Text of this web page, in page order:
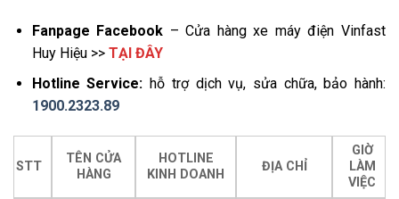
Fanpage Facebook – Cửa hàng xe máy điện Vinfast
Huy Hiệu >> TẠI ĐÂY
Hotline Service: hỗ trợ dịch vụ, sửa chữa, bảo hành:
1900.2323.89
STT
TÊN CỬA
HÀNG
HOTLINE
KINH DOANH
ĐỊA CHỈ
GIỜ
LÀM
VIỆC